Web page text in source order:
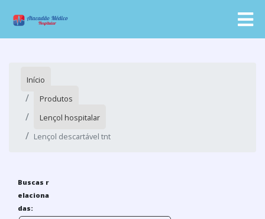
Início
Produtos
Lençol hospitalar
Lençol descartável tnt
Buscas r
elaciona
das: